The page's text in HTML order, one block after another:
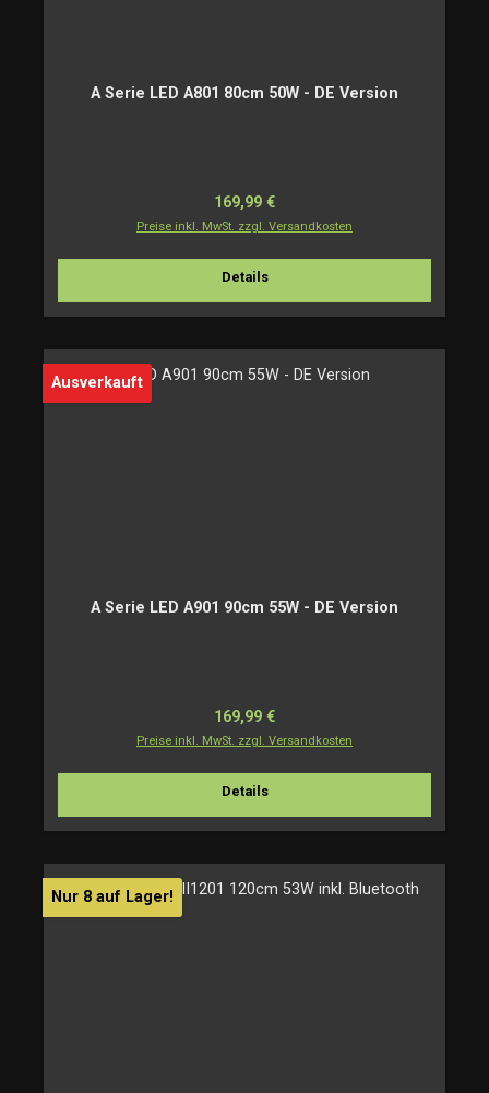
A Serie LED A801 80cm 50W - DE Version
Regulärer Preis:
169,99 €
Preise inkl. MwSt. zzgl. Versandkosten
Details
Ausverkauft
A Serie LED A901 90cm 55W - DE Version
Regulärer Preis:
169,99 €
Preise inkl. MwSt. zzgl. Versandkosten
Details
Nur 8 auf Lager!